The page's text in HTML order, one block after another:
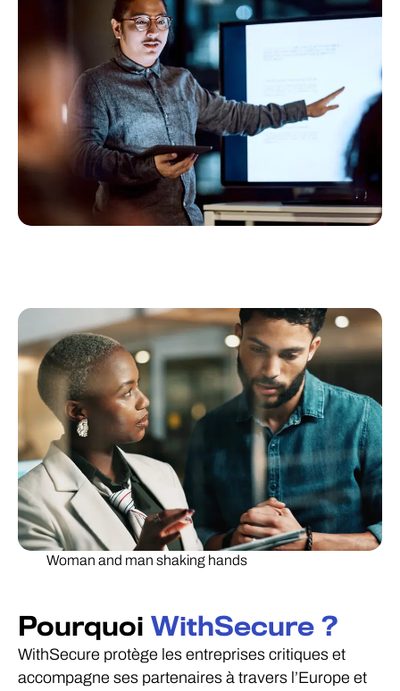
Woman and man shaking hands
Pourquoi WithSecure ?
WithSecure protège les entreprises critiques et
accompagne ses partenaires à travers l’Europe et